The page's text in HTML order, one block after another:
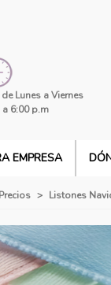
Lunes a Viernes
a 6:00 p.m
EMPRESA
> Listones